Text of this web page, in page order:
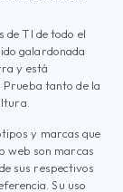
de TI de todo el
galardonada
y está
tanto de la
y marcas que
web son marcas
sus respectivos
Su uso